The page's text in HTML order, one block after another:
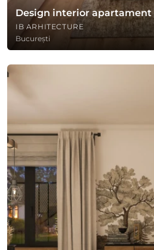
Design interior apartament
IB ARHITECTURE
București